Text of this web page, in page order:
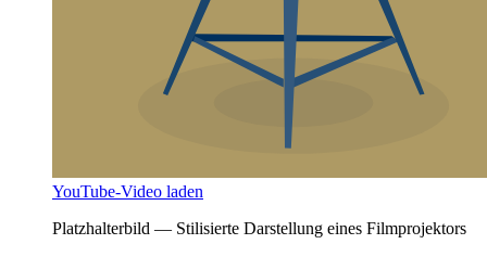
YouTube-Video laden
Platzhalterbild — Stilisierte Darstellung eines Filmprojektors